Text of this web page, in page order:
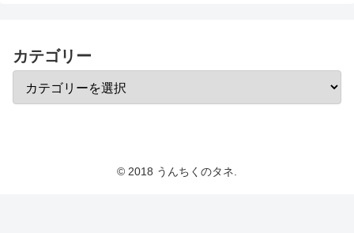
カテゴリー
© 2018 うんちくのタネ.